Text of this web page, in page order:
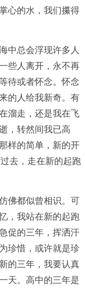
心的水，我们攥得
中总会浮现许多人
些人离开，永不再
待或者怀念。怀念
的人给我新奇。有
溜走，还是我在飞
，转然间我已高
样的简单，新的开
去，走在新的起跑
佛都似曾相识。可
，我站在新的起跑
促的三年，挥洒汗
珍惜，或许就是珍
的三年，我要认真
天。高中的三年是